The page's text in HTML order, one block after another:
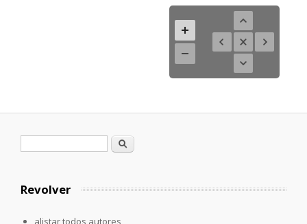
Formulario de búsqueda
Buscar
Revolver
alistar todos autores